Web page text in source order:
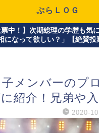
ぷらＬＯＧ
票中！】次期総理の学歴も気
になって欲しい？」【絶賛投
メンバーのプ
紹介！兄弟や入
2020-